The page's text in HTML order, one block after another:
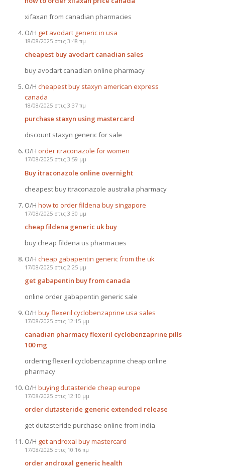
xifaxan from canadian pharmacies
Ο/Η get avodart generic in usa
18/08/2025 στις 3:48 πμ
cheapest buy avodart canadian sales
buy avodart canadian online pharmacy
Ο/Η cheapest buy staxyn american express
canada
18/08/2025 στις 3:37 πμ
purchase staxyn using mastercard
discount staxyn generic for sale
Ο/Η order itraconazole for women
17/08/2025 στις 3:59 μμ
Buy itraconazole online overnight
cheapest buy itraconazole australia pharmacy
Ο/Η how to order fildena buy singapore
17/08/2025 στις 3:30 μμ
cheap fildena generic uk buy
buy cheap fildena us pharmacies
Ο/Η cheap gabapentin generic from the uk
17/08/2025 στις 2:25 μμ
get gabapentin buy from canada
online order gabapentin generic sale
Ο/Η buy flexeril cyclobenzaprine usa sales
17/08/2025 στις 12:15 μμ
canadian pharmacy flexeril cyclobenzaprine pills
100 mg
ordering flexeril cyclobenzaprine cheap online
pharmacy
Ο/Η buying dutasteride cheap europe
17/08/2025 στις 12:10 μμ
order dutasteride generic extended release
get dutasteride purchase online from india
Ο/Η get androxal buy mastercard
17/08/2025 στις 10:16 πμ
order androxal generic health